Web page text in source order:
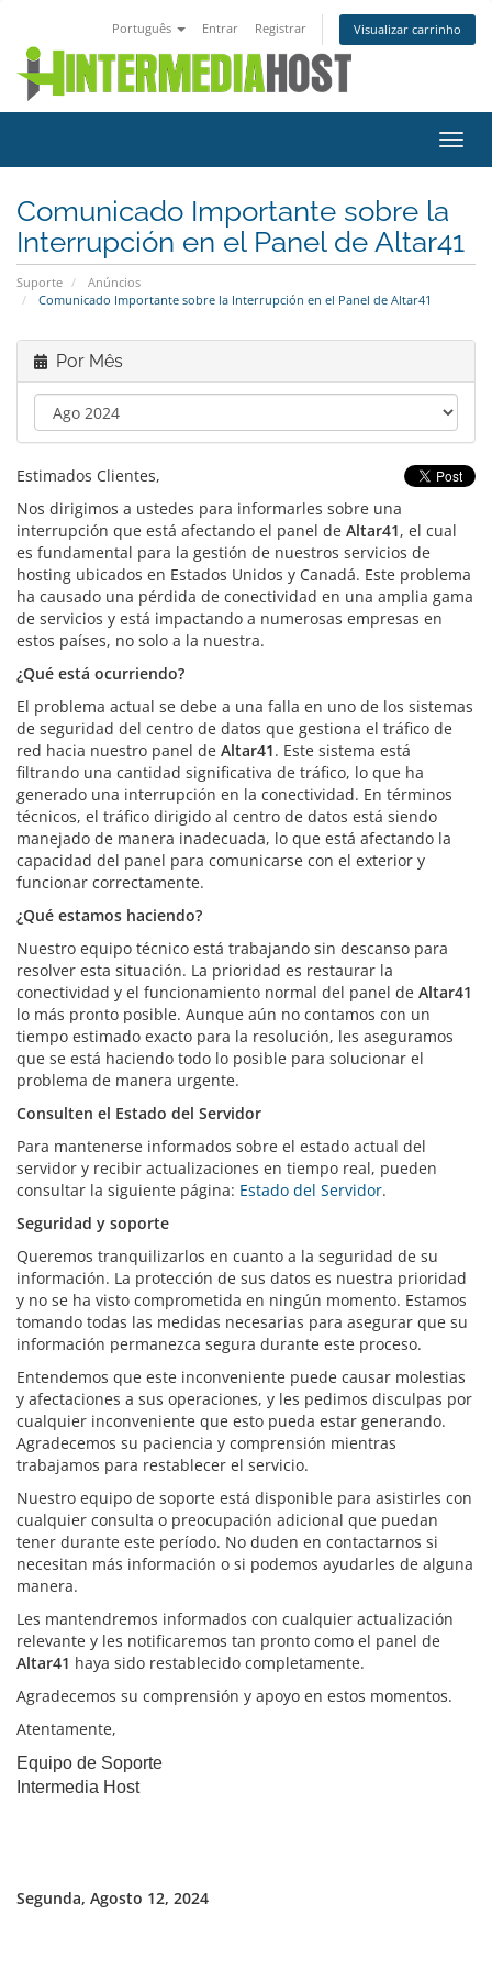
Português Entrar Registrar Visualizar carrinho
Comunicado Importante sobre la
Interrupción en el Panel de Altar41
Suporte
Anúncios
Comunicado Importante sobre la Interrupción en el Panel de Altar41
Por Mês
Estimados Clientes,
Nos dirigimos a ustedes para informarles sobre una
interrupción que está afectando el panel de Altar41, el cual
es fundamental para la gestión de nuestros servicios de
hosting ubicados en Estados Unidos y Canadá. Este problema
ha causado una pérdida de conectividad en una amplia gama
de servicios y está impactando a numerosas empresas en
estos países, no solo a la nuestra.
¿Qué está ocurriendo?
El problema actual se debe a una falla en uno de los sistemas
de seguridad del centro de datos que gestiona el tráfico de
red hacia nuestro panel de Altar41. Este sistema está
filtrando una cantidad significativa de tráfico, lo que ha
generado una interrupción en la conectividad. En términos
técnicos, el tráfico dirigido al centro de datos está siendo
manejado de manera inadecuada, lo que está afectando la
capacidad del panel para comunicarse con el exterior y
funcionar correctamente.
¿Qué estamos haciendo?
Nuestro equipo técnico está trabajando sin descanso para
resolver esta situación. La prioridad es restaurar la
conectividad y el funcionamiento normal del panel de Altar41
lo más pronto posible. Aunque aún no contamos con un
tiempo estimado exacto para la resolución, les aseguramos
que se está haciendo todo lo posible para solucionar el
problema de manera urgente.
Consulten el Estado del Servidor
Para mantenerse informados sobre el estado actual del
servidor y recibir actualizaciones en tiempo real, pueden
consultar la siguiente página: Estado del Servidor.
Seguridad y soporte
Queremos tranquilizarlos en cuanto a la seguridad de su
información. La protección de sus datos es nuestra prioridad
y no se ha visto comprometida en ningún momento. Estamos
tomando todas las medidas necesarias para asegurar que su
información permanezca segura durante este proceso.
Entendemos que este inconveniente puede causar molestias
y afectaciones a sus operaciones, y les pedimos disculpas por
cualquier inconveniente que esto pueda estar generando.
Agradecemos su paciencia y comprensión mientras
trabajamos para restablecer el servicio.
Nuestro equipo de soporte está disponible para asistirles con
cualquier consulta o preocupación adicional que puedan
tener durante este período. No duden en contactarnos si
necesitan más información o si podemos ayudarles de alguna
manera.
Les mantendremos informados con cualquier actualización
relevante y les notificaremos tan pronto como el panel de
Altar41 haya sido restablecido completamente.
Agradecemos su comprensión y apoyo en estos momentos.
Atentamente,
Equipo de Soporte
Intermedia Host
Segunda, Agosto 12, 2024